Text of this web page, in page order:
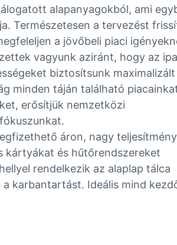
alapanyagokból, ami
Természetesen a tervezést
a jövőbeli piaci
vagyunk aziránt, hogy az
biztosítsunk maximalizált
minden táján található
erősítjük nemzetközi
áron, nagy
kártyákat és hűtőrendszereket
rendelkezik az alaplap tálca
karbantartást. Ideális mind